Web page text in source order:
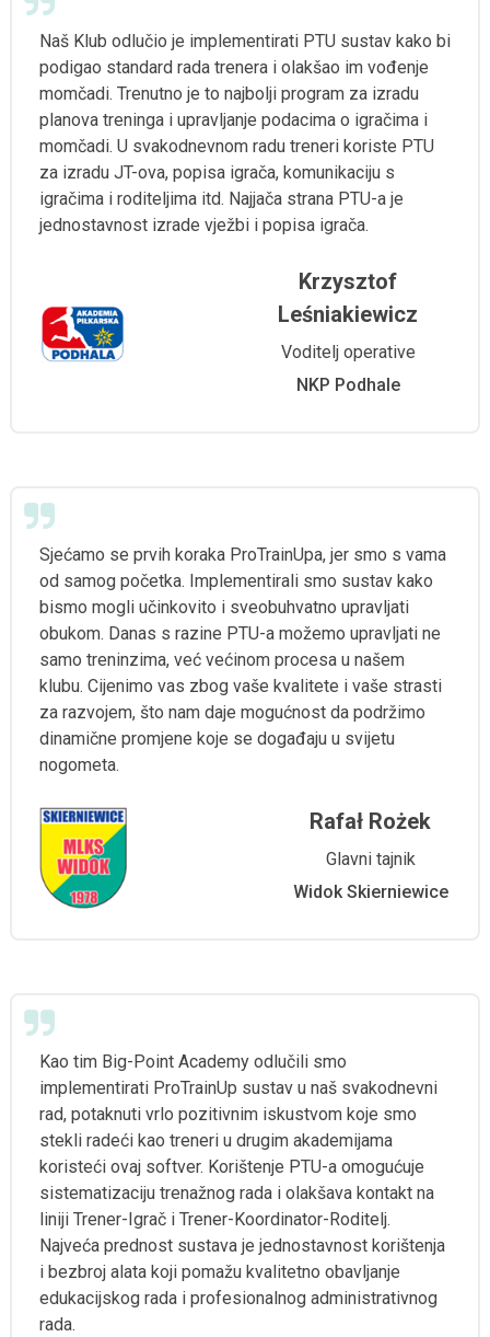
Naš Klub odlučio je implementirati PTU sustav kako bi
podigao standard rada trenera i olakšao im vođenje
momčadi. Trenutno je to najbolji program za izradu
planova treninga i upravljanje podacima o igračima i
momčadi. U svakodnevnom radu treneri koriste PTU
za izradu JT-ova, popisa igrača, komunikaciju s
igračima i roditeljima itd. Najjača strana PTU-a je
jednostavnost izrade vježbi i popisa igrača.
Krzysztof
Leśniakiewicz
Voditelj operative
NKP Podhale
Sjećamo se prvih koraka ProTrainUpa, jer smo s vama
od samog početka. Implementirali smo sustav kako
bismo mogli učinkovito i sveobuhvatno upravljati
obukom. Danas s razine PTU-a možemo upravljati ne
samo treninzima, već većinom procesa u našem
klubu. Cijenimo vas zbog vaše kvalitete i vaše strasti
za razvojem, što nam daje mogućnost da podržimo
dinamične promjene koje se događaju u svijetu
nogometa.
Rafał Rożek
Glavni tajnik
Widok Skierniewice
Kao tim Big-Point Academy odlučili smo
implementirati ProTrainUp sustav u naš svakodnevni
rad, potaknuti vrlo pozitivnim iskustvom koje smo
stekli radeći kao treneri u drugim akademijama
koristeći ovaj softver. Korištenje PTU-a omogućuje
sistematizaciju trenažnog rada i olakšava kontakt na
liniji Trener-Igrač i Trener-Koordinator-Roditelj.
Najveća prednost sustava je jednostavnost korištenja
i bezbroj alata koji pomažu kvalitetno obavljanje
edukacijskog rada i profesionalnog administrativnog
rada.